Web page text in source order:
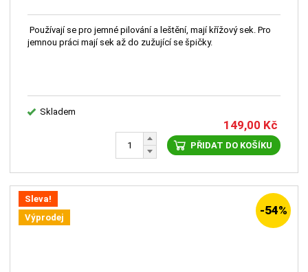
Používají se pro jemné pilování a leštění, mají křížový sek. Pro
jemnou práci mají sek až do zužující se špičky.
Skladem
149,00 Kč
PŘIDAT DO KOŠÍKU
Sleva!
Výprodej
-54%